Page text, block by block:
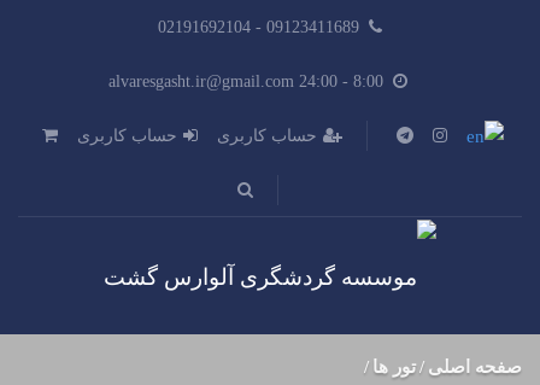
09123411689 - 02191692104
8:00 - alvaresgasht.ir@gmail.com 24:00
حساب کاربری حساب کاربری
صفحه اصلی تور ها